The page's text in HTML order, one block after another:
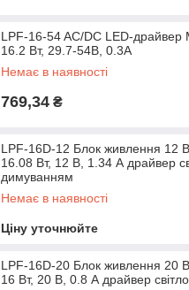
LPF-16-54 AC/DC LED-драйвер
16.2 Вт, 29.7-54В, 0.3А
Немає в наявності
769,34 ₴
LPF-16D-12 Блок живлення 12
16.08 Вт, 12 В, 1.34 А драйвер
димуванням
Немає в наявності
Ціну уточнюйте
LPF-16D-20 Блок живлення 20
16 Вт, 20 В, 0.8 А драйвер